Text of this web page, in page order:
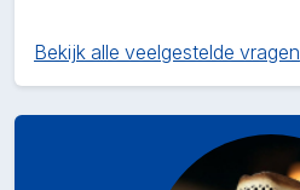
Bekijk alle veelgestelde vragen